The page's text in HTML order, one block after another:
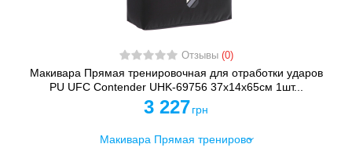
Отзывы (0)
Макивара Прямая тренировочная для отработки ударов
PU UFC Contender UHK-69756 37x14x65см 1шт...
3 227 грн